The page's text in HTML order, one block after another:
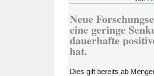
Neue
eine geringe
dauerhafte
hat.
Dies gilt bereits ab